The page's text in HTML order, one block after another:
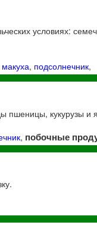
условиях:
макуха, подсолнечник,
пшеницы, кукурузы и
, побочные